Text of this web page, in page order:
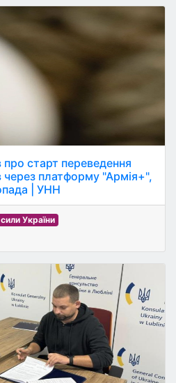
старт переведення
через платформу "Армія+",
| УНН
України